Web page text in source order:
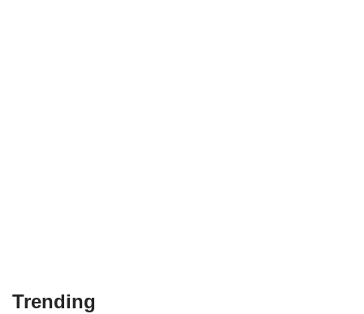
Trending